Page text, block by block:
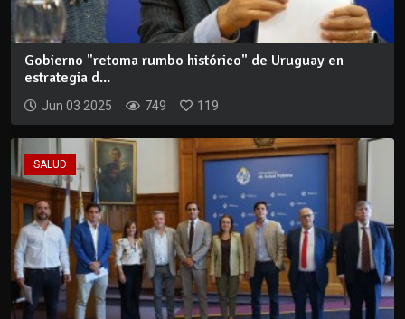
Gobierno "retoma rumbo histórico" de Uruguay en
estrategia d...
Jun 03 2025 749 119
SALUD